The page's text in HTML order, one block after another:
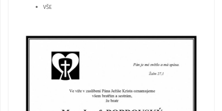
VŠE